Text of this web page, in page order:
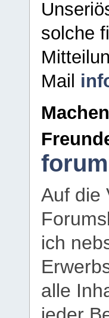
solche
Mail
Auf die
ich
alle